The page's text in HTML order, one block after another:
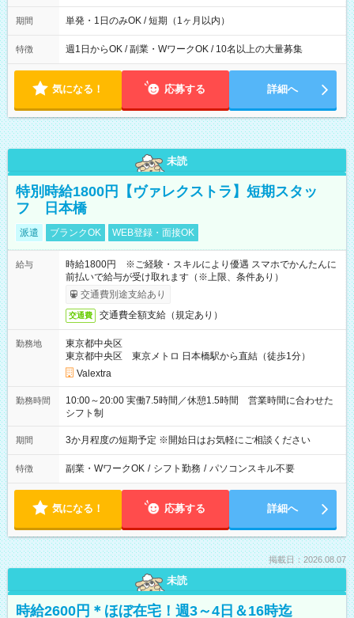
間は 試験により異なります。
期間 単発・1日のみOK / 短期（1ヶ月以内）
特徴 週1日からOK / 副業・WワークOK / 10名以上の大量募集
気になる！ 応募する 詳細へ
未読
特別時給1800円【ヴァレクストラ】短期スタッ
フ 日本橋
派遣 ブランクOK WEB登録・面接OK
給与
時給1800円 ※ご経験・スキルにより優遇 スマホでかんたんに
前払いで給与が受け取れます（※上限、条件あり）
交通費別途支給あり
交通費 交通費全額支給（規定あり）
勤務地
東京都中央区
東京都中央区 東京メトロ 日本橋駅から直結（徒歩1分）
Valextra
勤務時間
10:00～20:00 実働7.5時間／休憩1.5時間 営業時間に合わせた
シフト制
期間 3か月程度の短期予定 ※開始日はお気軽にご相談ください
特徴 副業・WワークOK / シフト勤務 / パソコンスキル不要
気になる！ 応募する 詳細へ
掲載日：2026.08.07
未読
時給2600円＊ほぼ在宅！週3～4日＆16時迄